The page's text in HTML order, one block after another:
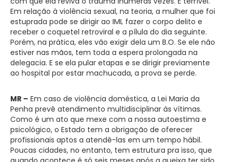
Em relação à violência sexual, na teoria, a mulher que foi
estuprada pode se dirigir ao IML fazer o corpo delito e
receber o coquetel retroviral e a pílula do dia seguinte.
Porém, na prática, eles vão exigir dela um B.O. Se ele não
estiver nas mãos, tem toda a espera prolongada na
delegacia. E se ela pular etapas e se dirigir previamente
ao hospital por estar machucada, a prova se perde.
MR – Em caso de violência doméstica, a Lei Maria da
Penha prevê atendimento multidisciplinar às vítimas.
Como é um ato que mexe com a nossa autoestima e
psicológico, o Estado tem a obrigação de oferecer
profissionais aptos a atendê-las em um tempo hábil.
Poucas cidades, no entanto, tem estrutura pra isso, que